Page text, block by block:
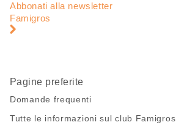
pagina
pagina
Abbonati alla newsletter
Famigros
Pagine preferite
Domande frequenti
Tutte le informazioni sul club Famigros